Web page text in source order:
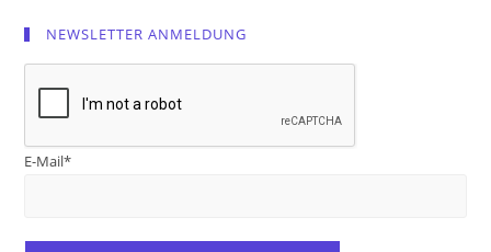
NEWSLETTER ANMELDUNG
E-Mail*